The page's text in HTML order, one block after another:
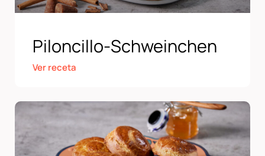
Piloncillo-Schweinchen
Ver receta